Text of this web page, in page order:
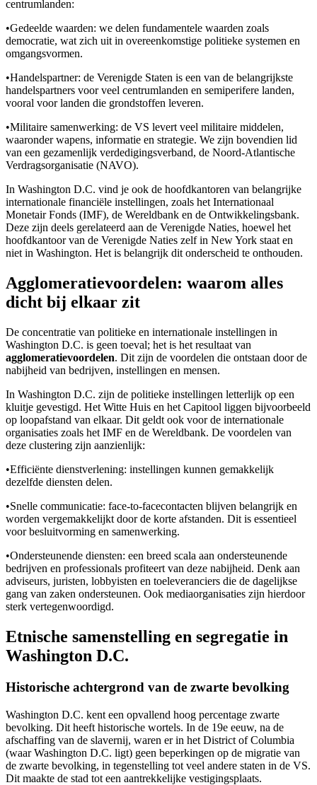
centrumlanden:
•Gedeelde waarden: we delen fundamentele waarden zoals
democratie, wat zich uit in overeenkomstige politieke systemen en
omgangsvormen.
•Handelspartner: de Verenigde Staten is een van de belangrijkste
handelspartners voor veel centrumlanden en semiperifere landen,
vooral voor landen die grondstoffen leveren.
•Militaire samenwerking: de VS levert veel militaire middelen,
waaronder wapens, informatie en strategie. We zijn bovendien lid
van een gezamenlijk verdedigingsverband, de Noord-Atlantische
Verdragsorganisatie (NAVO).
In Washington D.C. vind je ook de hoofdkantoren van belangrijke
internationale financiële instellingen, zoals het Internationaal
Monetair Fonds (IMF), de Wereldbank en de Ontwikkelingsbank.
Deze zijn deels gerelateerd aan de Verenigde Naties, hoewel het
hoofdkantoor van de Verenigde Naties zelf in New York staat en
niet in Washington. Het is belangrijk dit onderscheid te onthouden.
Agglomeratievoordelen: waarom alles
dicht bij elkaar zit
De concentratie van politieke en internationale instellingen in
Washington D.C. is geen toeval; het is het resultaat van
agglomeratievoordelen. Dit zijn de voordelen die ontstaan door de
nabijheid van bedrijven, instellingen en mensen.
In Washington D.C. zijn de politieke instellingen letterlijk op een
kluitje gevestigd. Het Witte Huis en het Capitool liggen bijvoorbeeld
op loopafstand van elkaar. Dit geldt ook voor de internationale
organisaties zoals het IMF en de Wereldbank. De voordelen van
deze clustering zijn aanzienlijk:
•Efficiënte dienstverlening: instellingen kunnen gemakkelijk
dezelfde diensten delen.
•Snelle communicatie: face-to-facecontacten blijven belangrijk en
worden vergemakkelijkt door de korte afstanden. Dit is essentieel
voor besluitvorming en samenwerking.
•Ondersteunende diensten: een breed scala aan ondersteunende
bedrijven en professionals profiteert van deze nabijheid. Denk aan
adviseurs, juristen, lobbyisten en toeleveranciers die de dagelijkse
gang van zaken ondersteunen. Ook mediaorganisaties zijn hierdoor
sterk vertegenwoordigd.
Etnische samenstelling en segregatie in
Washington D.C.
Historische achtergrond van de zwarte bevolking
Washington D.C. kent een opvallend hoog percentage zwarte
bevolking. Dit heeft historische wortels. In de 19e eeuw, na de
afschaffing van de slavernij, waren er in het District of Columbia
(waar Washington D.C. ligt) geen beperkingen op de migratie van
de zwarte bevolking, in tegenstelling tot veel andere staten in de VS.
Dit maakte de stad tot een aantrekkelijke vestigingsplaats.